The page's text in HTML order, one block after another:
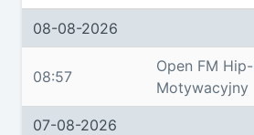
08-08-2026
08:57
Open FM
Motywacyjny
07-08-2026